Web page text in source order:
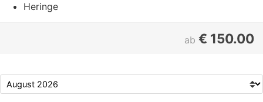
Heringe
ab € 150.00